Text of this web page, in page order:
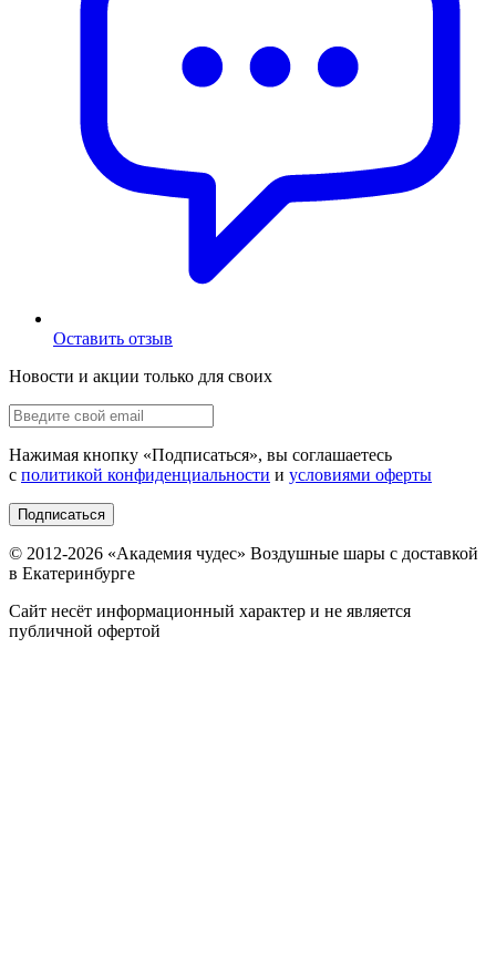
Оставить отзыв
Новости и акции только для своих
Нажимая кнопку «Подписаться», вы соглашаетесь
с политикой конфиденциальности и условиями оферты
Подписаться
© 2012-2026 «Академия чудес» Воздушные шары с доставкой
в Екатеринбурге
Сайт несёт информационный характер и не является
публичной офертой